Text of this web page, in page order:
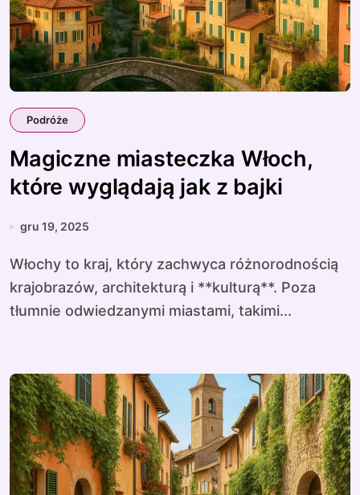
Podróże
Magiczne miasteczka Włoch,
które wyglądają jak z bajki
gru 19, 2025
Włochy to kraj, który zachwyca różnorodnością
krajobrazów, architekturą i **kulturą**. Poza
tłumnie odwiedzanymi miastami, takimi...